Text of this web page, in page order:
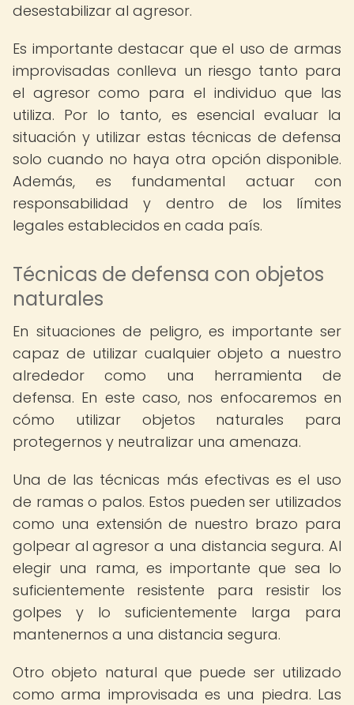
desestabilizar al agresor.
Es importante destacar que el uso de armas
improvisadas conlleva un riesgo tanto para
el agresor como para el individuo que las
utiliza. Por lo tanto, es esencial evaluar la
situación y utilizar estas técnicas de defensa
solo cuando no haya otra opción disponible.
Además, es fundamental actuar con
responsabilidad y dentro de los límites
legales establecidos en cada país.
Técnicas de defensa con objetos
naturales
En situaciones de peligro, es importante ser
capaz de utilizar cualquier objeto a nuestro
alrededor como una herramienta de
defensa. En este caso, nos enfocaremos en
cómo utilizar objetos naturales para
protegernos y neutralizar una amenaza.
Una de las técnicas más efectivas es el uso
de ramas o palos. Estos pueden ser utilizados
como una extensión de nuestro brazo para
golpear al agresor a una distancia segura. Al
elegir una rama, es importante que sea lo
suficientemente resistente para resistir los
golpes y lo suficientemente larga para
mantenernos a una distancia segura.
Otro objeto natural que puede ser utilizado
como arma improvisada es una piedra. Las